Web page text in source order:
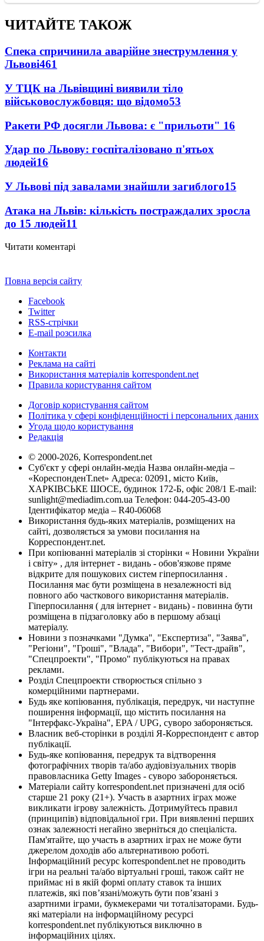
ЧИТАЙТЕ ТАКОЖ
Спека спричинила аварійне знеструмлення у
Львові461
У ТЦК на Львівщині виявили тіло
військовослужбовця: що відомо53
Ракети РФ досягли Львова: є "прильоти" 16
Удар по Львову: госпіталізовано п'ятьох
людей16
У Львові під завалами знайшли загиблого15
Атака на Львів: кількість постраждалих зросла
до 15 людей11
Читати коментарі
Повна версія сайту
Facebook
Twitter
RSS-стрічки
E-mail розсилка
Контакти
Реклама на сайті
Використання матеріалів korrespondent.net
Правила користування сайтом
Договір користування сайтом
Політика у сфері конфіденційності і персональних даних
Угода щодо користування
Редакція
© 2000-2026, Korrespondent.net
Суб'єкт у сфері онлайн-медіа Назва онлайн-медіа –
«КореспонденТ.net» Адреса: 02091, місто Київ,
ХАРКІВСЬКЕ ШОСЕ, будинок 172-Б, офіс 208/1 E-mail:
sunlight@mediadim.com.ua Телефон: 044-205-43-00
Ідентифікатор медіа – R40-06068
Використання будь-яких матеріалів, розміщених на
сайті, дозволяється за умови посилання на
Корреспондент.net.
При копіюванні матеріалів зі сторінки « Новини України
і світу» , для інтернет - видань - обов'язкове пряме
відкрите для пошукових систем гіперпосилання .
Посилання має бути розміщена в незалежності від
повного або часткового використання матеріалів.
Гіперпосилання ( для інтернет - видань) - повинна бути
розміщена в підзаголовку або в першому абзаці
матеріалу.
Новини з позначками "Думка", "Експертиза", "Заява",
"Регіони", "Гроші", "Влада", "Вибори", "Тест-драйв",
"Спецпроекти", "Промо" публікуються на правах
реклами.
Розділ Спецпроекти створюється спільно з
комерційними партнерами.
Будь яке копіювання, публікація, передрук, чи наступне
поширення інформації, що містить посилання на
"Інтерфакс-Україна", EPA / UPG, суворо забороняється.
Власник веб-сторінки в розділі Я-Корреспондент є автор
публікації.
Будь-яке копіювання, передрук та відтворення
фотографічних творів та/або аудіовізуальних творів
правовласника Getty Images - суворо забороняється.
Матеріали сайту korrespondent.net призначені для осіб
старше 21 року (21+). Участь в азартних іграх може
викликати ігрову залежність. Дотримуйтесь правил
(принципів) відповідальної гри. При виявленні перших
ознак залежності негайно зверніться до спеціаліста.
Пам'ятайте, що участь в азартних іграх не може бути
джерелом доходів або альтернативою роботі.
Інформаційний ресурс korrespondent.net не проводить
ігри на реальні та/або віртуальні гроші, також сайт не
приймає ні в якій формі оплату ставок та інших
платежів, які пов’язані/можуть бути пов’язані з
азартними іграми, букмекерами чи тоталізаторами. Будь-
які матеріали на інформаційному ресурсі
korrespondent.net публікуються виключно в
інформаційних цілях.